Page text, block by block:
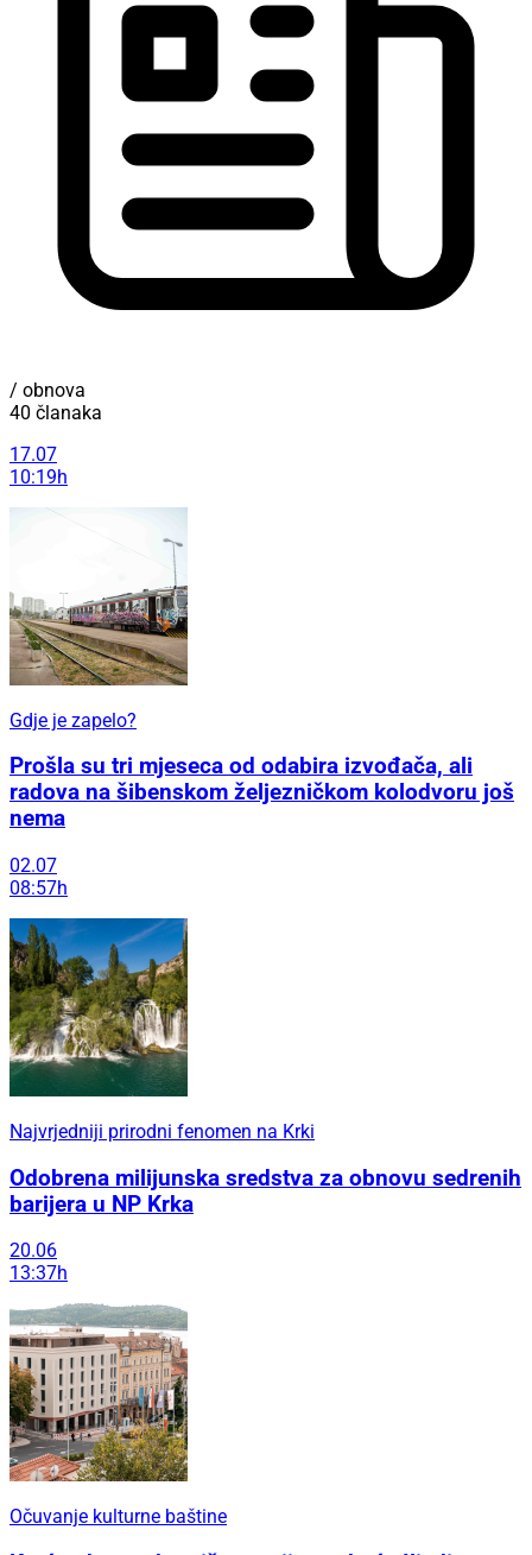
/ obnova
40 članaka
17.07
10:19h
Gdje je zapelo?
Prošla su tri mjeseca od odabira izvođača, ali
radova na šibenskom željezničkom kolodvoru još
nema
02.07
08:57h
Najvrjedniji prirodni fenomen na Krki
Odobrena milijunska sredstva za obnovu sedrenih
barijera u NP Krka
20.06
13:37h
Očuvanje kulturne baštine